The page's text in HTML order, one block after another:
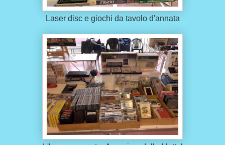
Laser disc e giochi da tavolo d'annata